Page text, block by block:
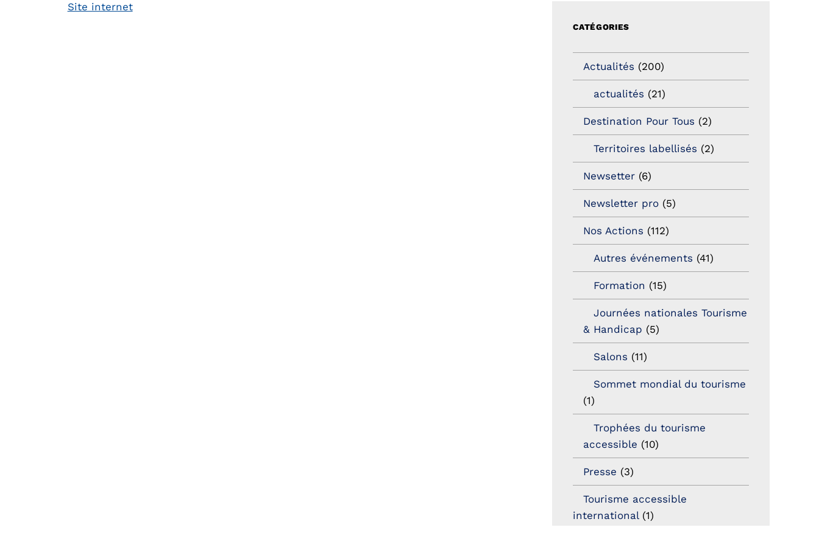
Site internet
CATÉGORIES
Actualités (200)
actualités (21)
Destination Pour Tous (2)
Territoires labellisés (2)
Newsetter (6)
Newsletter pro (5)
Nos Actions (112)
Autres événements (41)
Formation (15)
Journées nationales Tourisme
& Handicap (5)
Salons (11)
Sommet mondial du tourisme
(1)
Trophées du tourisme
accessible (10)
Presse (3)
Tourisme accessible
international(1)